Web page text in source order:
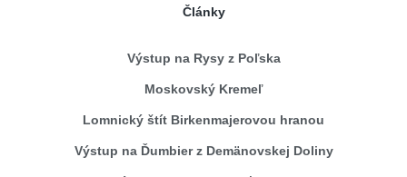
Články
Výstup na Rysy z Poľska
Moskovský Kremeľ
Lomnický štít Birkenmajerovou hranou
Výstup na Ďumbier z Demänovskej Doliny